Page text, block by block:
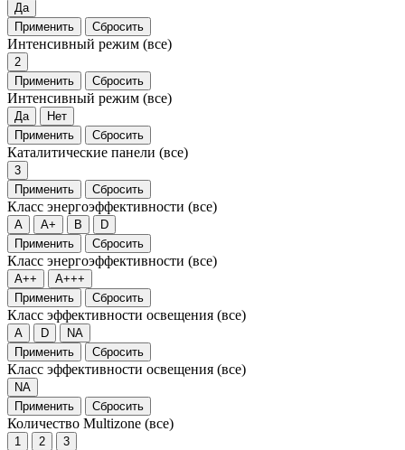
Да
Применить
Сбросить
Интенсивный режим (все)
2
Применить
Сбросить
Интенсивный режим (все)
Да
Нет
Применить
Сбросить
Каталитические панели (все)
3
Применить
Сбросить
Класс энергоэффективности (все)
A A+ B
D
Применить
Сбросить
Класс энергоэффективности (все)
A++
A+++
Применить
Сбросить
Класс эффективности освещения (все)
A D
NA
Применить
Сбросить
Класс эффективности освещения (все)
NA
Применить
Сбросить
Количество Multizone (все)
1 2
3